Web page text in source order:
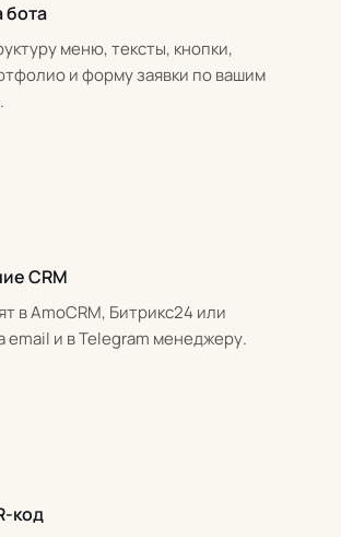
бота
меню, тексты, кнопки,
и форму заявки по вашим
CRM
в AmoCRM, Битрикс24 или
email и в Telegram менеджеру.
код